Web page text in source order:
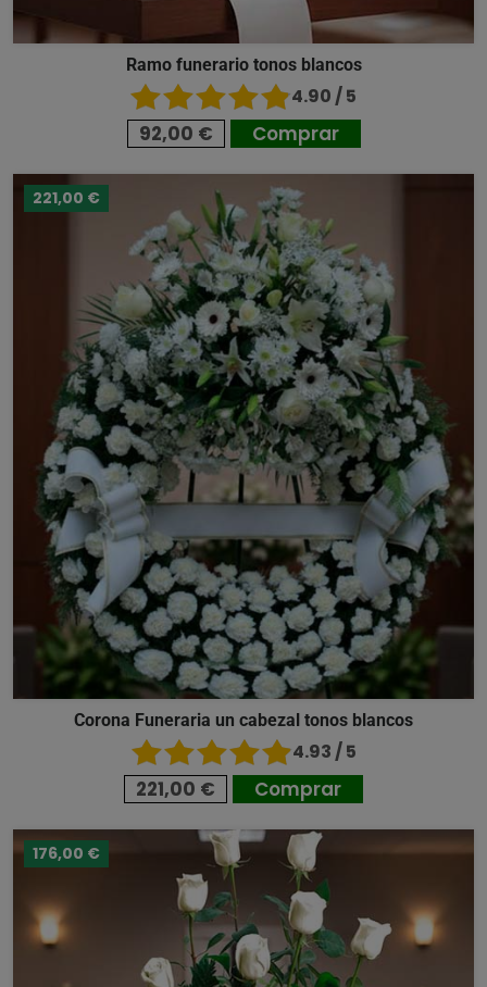
Ramo funerario tonos blancos
4.90 / 5
92,00 € Comprar
221,00 €
Corona Funeraria un cabezal tonos blancos
4.93 / 5
221,00 € Comprar
176,00 €